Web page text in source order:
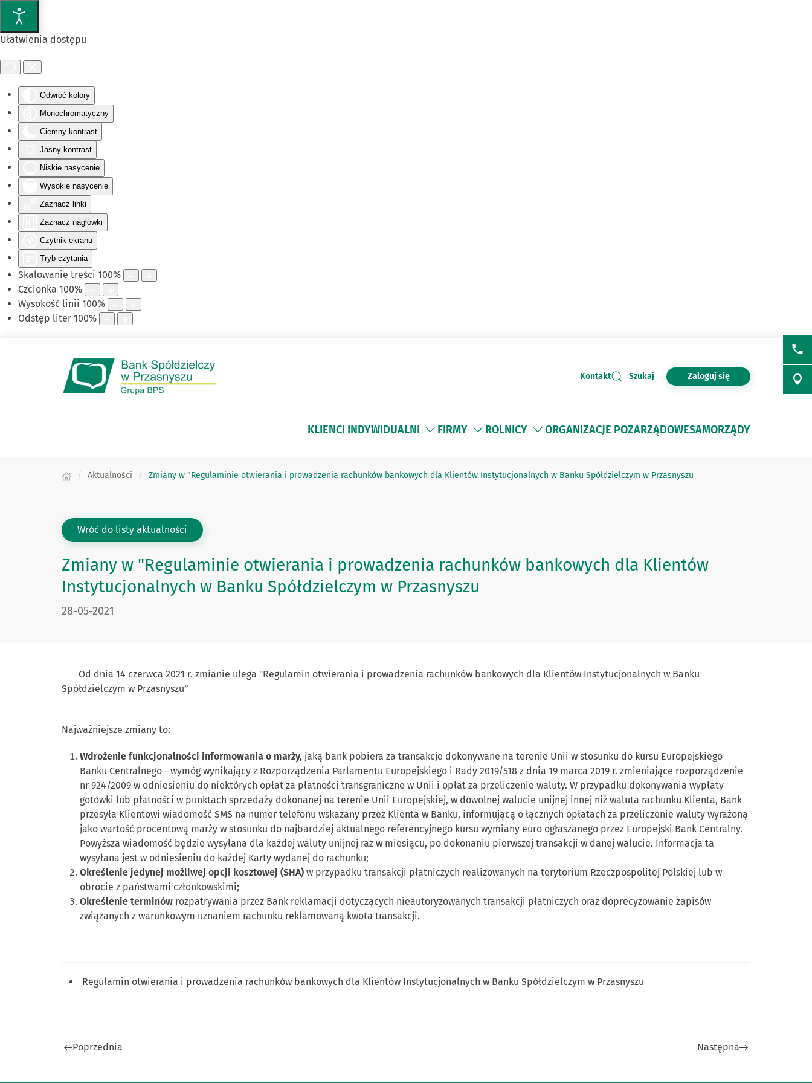
Ułatwienia dostępu
Odwróć kolory
Monochromatyczny
Ciemny kontrast
Jasny kontrast
Niskie nasycenie
Wysokie nasycenie
Zaznacz linki
Zaznacz nagłówki
Czytnik ekranu
Tryb czytania
Skalowanie treści 100%
Czcionka 100%
Wysokość linii 100%
Odstęp liter 100%
Przejdź do głównej treści
Kontakt Szukaj Zaloguj się
KLIENCI INDYWIDUALNI FIRMY ROLNICY ORGANIZACJE POZARZĄDOWESAMORZĄDY
Aktualności Zmiany w "Regulaminie otwierania i prowadzenia rachunków bankowych dla Klientów Instytucjonalnych w Banku Spółdzielczym w Przasnyszu
Wróć do listy aktualności
Zmiany w "Regulaminie otwierania i prowadzenia rachunków bankowych dla Klientów
Instytucjonalnych w Banku Spółdzielczym w Przasnyszu
DATA PUBLIKACJI:
28-05-2021
Od dnia 14 czerwca 2021 r. zmianie ulega "Regulamin otwierania i prowadzenia rachunków bankowych dla Klientów Instytucjonalnych w Banku
Spółdzielczym w Przasnyszu”
Najważniejsze zmiany to:
Wdrożenie funkcjonalności informowania o marży, jaką bank pobiera za transakcje dokonywane na terenie Unii w stosunku do kursu Europejskiego
Banku Centralnego - wymóg wynikający z Rozporządzenia Parlamentu Europejskiego i Rady 2019/518 z dnia 19 marca 2019 r. zmieniające rozporządzenie
nr 924/2009 w odniesieniu do niektórych opłat za płatności transgraniczne w Unii i opłat za przeliczenie waluty. W przypadku dokonywania wypłaty
gotówki lub płatności w punktach sprzedaży dokonanej na terenie Unii Europejskiej, w dowolnej walucie unijnej innej niż waluta rachunku Klienta, Bank
przesyła Klientowi wiadomość SMS na numer telefonu wskazany przez Klienta w Banku, informującą o łącznych opłatach za przeliczenie waluty wyrażoną
jako wartość procentową marży w stosunku do najbardziej aktualnego referencyjnego kursu wymiany euro ogłaszanego przez Europejski Bank Centralny.
Powyższa wiadomość będzie wysyłana dla każdej waluty unijnej raz w miesiącu, po dokonaniu pierwszej transakcji w danej walucie. Informacja ta
wysyłana jest w odniesieniu do każdej Karty wydanej do rachunku;
Określenie jedynej możliwej opcji kosztowej (SHA) w przypadku transakcji płatniczych realizowanych na terytorium Rzeczpospolitej Polskiej lub w
obrocie z państwami członkowskimi;
Określenie terminów rozpatrywania przez Bank reklamacji dotyczących nieautoryzowanych transakcji płatniczych oraz doprecyzowanie zapisów
związanych z warunkowym uznaniem rachunku reklamowaną kwota transakcji.
Regulamin otwierania i prowadzenia rachunków bankowych dla Klientów Instytucjonalnych w Banku Spółdzielczym w Przasnyszu
Poprzednia Następna